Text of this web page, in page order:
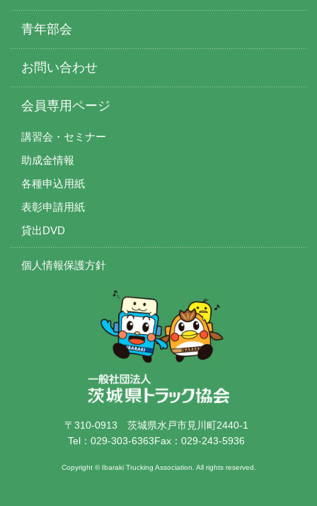
青年部会
お問い合わせ
会員専用ページ
講習会・セミナー
助成金情報
各種申込用紙
表彰申請用紙
貸出DVD
個人情報保護方針
〒310-0913 茨城県水戸市見川町2440-1
Tel：029-303-6363Fax：029-243-5936
Copyright © Ibaraki Trucking Association. All rights reserved.